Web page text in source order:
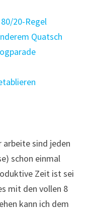
20-Regel
Quatsch
arbeite sind jeden
schon einmal
Zeit ist sei
mit den vollen 8
kann ich dem